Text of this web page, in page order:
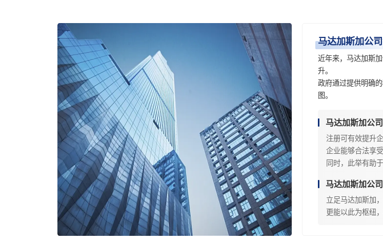
马达加斯加公
近年来，马达加斯
升。
政府通过提供明确
图。
马达加斯加公
注册可有效提升
企业能够合法享
同时，此举有助
马达加斯加公
立足马达加斯加
更能以此为枢纽